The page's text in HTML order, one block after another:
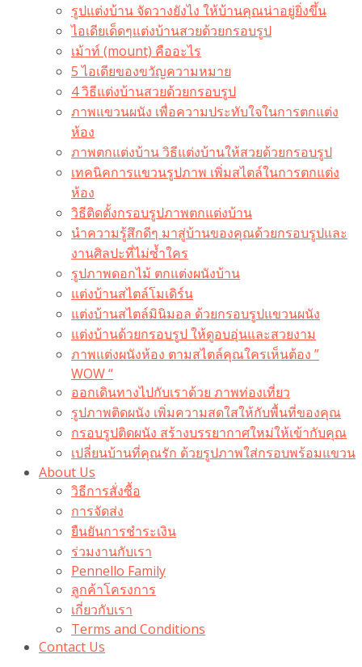
รูปแต่งบ้าน จัดวางยังไง ให้บ้านคุณน่าอยู่ยิ่งขึ้น
ไอเดียเด็ดๆแต่งบ้านสวยด้วยกรอบรูป
เม้าท์ (mount) คืออะไร​
5 ไอเดียของขวัญความหมาย
4 วิธีแต่งบ้านสวยด้วยกรอบรูป
ภาพแขวนผนัง เพื่อความประทับใจในการตกแต่ง
ห้อง
ภาพตกแต่งบ้าน วิธีแต่งบ้านให้สวยด้วยกรอบรูป
เทคนิคการแขวนรูปภาพ เพิ่มสไตล์ในการตกแต่ง
ห้อง
วิธีติดตั้งกรอบรูปภาพตกแต่งบ้าน
นำความรู้สึกดีๆ มาสู่บ้านของคุณด้วยกรอบรูปและ
งานศิลปะที่ไม่ซ้ำใคร
รูปภาพดอกไม้ ตกแต่งผนังบ้าน
แต่งบ้านสไตล์โมเดิร์น
แต่งบ้านสไตล์มินิมอล ด้วยกรอบรูปแขวนผนัง
แต่งบ้านด้วยกรอบรูป ให้ดูอบอุ่นและสวยงาม
ภาพแต่งผนังห้อง ตามสไตล์คุณใครเห็นต้อง ”
WOW “
ออกเดินทางไปกับเราด้วย ภาพท่องเที่ยว
รูปภาพติดผนัง เพิ่มความสดใสให้กับพื้นที่ของคุณ
กรอบรูปติดผนัง สร้างบรรยากาศใหม่ให้เข้ากับคุณ
เปลี่ยนบ้านที่คุณรัก ด้วยรูปภาพใส่กรอบพร้อมแขวน​
About Us
วิธีการสั่งซื้อ
การจัดส่ง
ยืนยันการชำระเงิน
ร่วมงานกับเรา
Pennello Family
ลูกค้าโครงการ
เกี่ยวกับเรา
Terms and Conditions
Contact Us